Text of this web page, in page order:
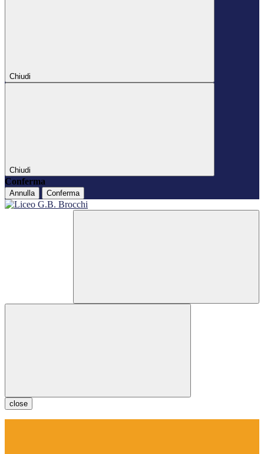
Chiudi
Chiudi
Conferma
Annulla Conferma
close